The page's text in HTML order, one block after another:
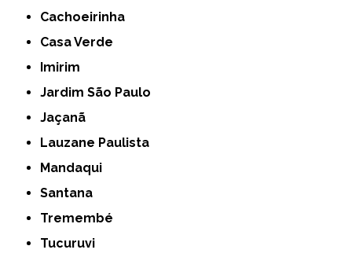
Cachoeirinha
Casa Verde
Imirim
Jardim São Paulo
Jaçanã
Lauzane Paulista
Mandaqui
Santana
Tremembé
Tucuruvi